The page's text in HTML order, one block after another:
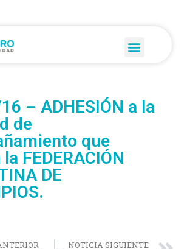
– ADHESIÓN a la
de
que
FEDERACIÓN
DE
NOTICIA SIGUIENTE